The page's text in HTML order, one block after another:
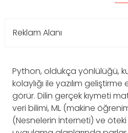
Reklam Alanı
Python, oldukça yönlülüğü,
kolaylığı ile yazılım
görür. Dilin gerçek kıymeti
veri bilimi, ML (makine
(Nesnelerin İnterneti) ve